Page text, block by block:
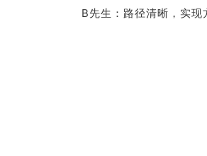
B先生：路径清晰，实现